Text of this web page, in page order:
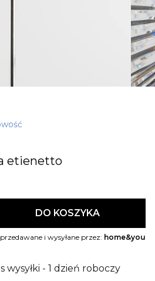
etienetto
DO KOSZYKA
i wysyłane przez: home&you
wysyłki - 1 dzień roboczy